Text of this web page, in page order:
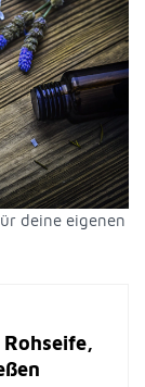
deine eigenen